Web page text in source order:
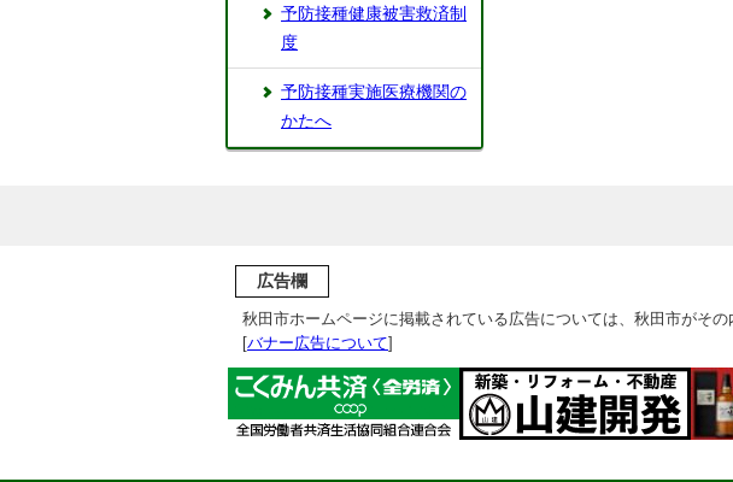
予防接種健康被害救済制
度
予防接種実施医療機関の
かたへ
広告欄
秋田市ホームページに掲載されている広告については、秋田市がその
[バナー広告について]